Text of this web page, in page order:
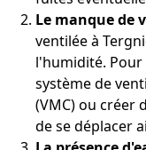
Le manque de
ventilée à
l'humidité.
système de
(VMC) ou créer
de se déplacer